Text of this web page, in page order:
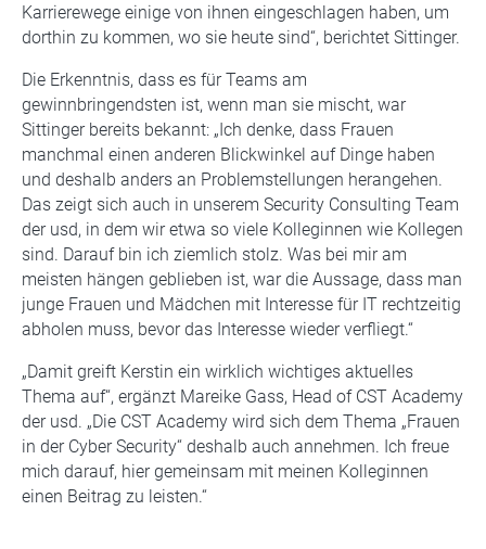
Karrierewege einige von ihnen eingeschlagen haben, um
dorthin zu kommen, wo sie heute sind“, berichtet Sittinger.
Die Erkenntnis, dass es für Teams am
gewinnbringendsten ist, wenn man sie mischt, war
Sittinger bereits bekannt: „Ich denke, dass Frauen
manchmal einen anderen Blickwinkel auf Dinge haben
und deshalb anders an Problemstellungen herangehen.
Das zeigt sich auch in unserem Security Consulting Team
der usd, in dem wir etwa so viele Kolleginnen wie Kollegen
sind. Darauf bin ich ziemlich stolz. Was bei mir am
meisten hängen geblieben ist, war die Aussage, dass man
junge Frauen und Mädchen mit Interesse für IT rechtzeitig
abholen muss, bevor das Interesse wieder verfliegt.“
„Damit greift Kerstin ein wirklich wichtiges aktuelles
Thema auf“, ergänzt Mareike Gass, Head of CST Academy
der usd. „Die CST Academy wird sich dem Thema „Frauen
in der Cyber Security“ deshalb auch annehmen. Ich freue
mich darauf, hier gemeinsam mit meinen Kolleginnen
einen Beitrag zu leisten.“